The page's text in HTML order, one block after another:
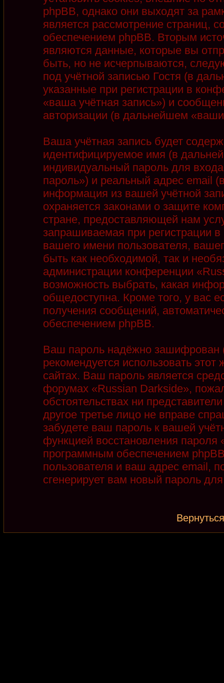
phpBB, однако они выходят за
является рассмотрение страниц,
обеспечением phpBB. Вторым
являются данные, которые вы
быть, но не исчерпываются,
под учётной записью Гостя (в
указанные при регистрации в
«ваша учётная запись») и
авторизации (в дальнейшем
Ваша учётная запись будет
идентифицируемое имя (в
индивидуальный пароль для
пароль») и реальный адрес email
информация из вашей учётной
охраняется законами о защите
стране, предоставляющей нам
запрашиваемая при регистрации
вашего имени пользователя,
быть как необходимой, так и
администрации конференции
возможность выбрать, какая
общедоступна. Кроме того, у вас
получения сообщений,
обеспечением phpBB.
Ваш пароль надёжно зашифрован
рекомендуется использовать
сайтах. Ваш пароль является
форумах «Russian Darkside»,
обстоятельствах ни
другое третье лицо не вправе
забудете ваш пароль к вашей
функцией восстановления
программным обеспечением
пользователя и ваш адрес email,
сгенерирует вам новый пароль